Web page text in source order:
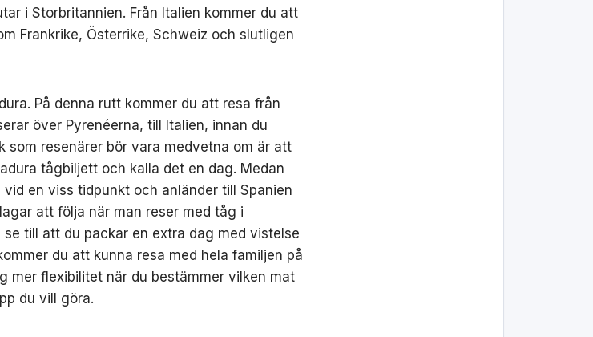
i Storbritannien. Från Italien kommer du att
Frankrike, Österrike, Schweiz och slutligen
På denna rutt kommer du att resa från
över Pyrenéerna, till Italien, innan du
som resenärer bör vara medvetna om är att
tågbiljett och kalla det en dag. Medan
en viss tidpunkt och anländer till Spanien
att följa när man reser med tåg i
se till att du packar en extra dag med vistelse
du att kunna resa med hela familjen på
mer flexibilitet när du bestämmer vilken mat
du vill göra.